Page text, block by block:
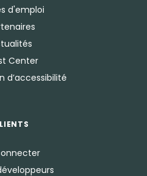
d'emploi
Center
d’accessibilité